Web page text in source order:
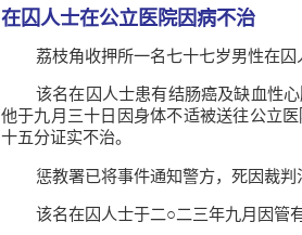
在囚人士在公立医院因病不治
荔枝角收押所一名七十七岁男性在
该名在囚人士患有结肠癌及缺血性
他于九月三十日因身体不适被送往公立
十五分证实不治。
惩教署已将事件通知警方，死因裁
该名在囚人士于二○二三年九月因管